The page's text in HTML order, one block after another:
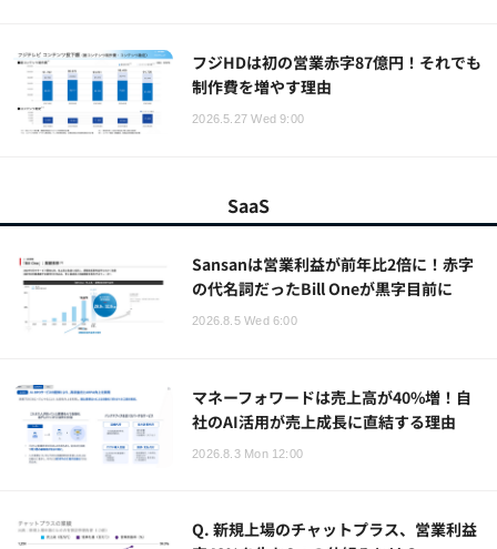
フジHDは初の営業赤字87億円！それでも
制作費を増やす理由
2026.5.27 Wed 9:00
SaaS
Sansanは営業利益が前年比2倍に！赤字
の代名詞だったBill Oneが黒字目前に
2026.8.5 Wed 6:00
マネーフォワードは売上高が40%増！自
社のAI活用が売上成長に直結する理由
2026.8.3 Mon 12:00
Q. 新規上場のチャットプラス、営業利益